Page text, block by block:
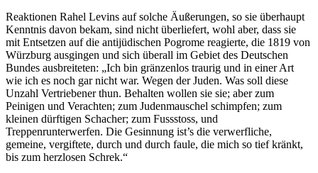
Reaktionen Rahel Levins auf solche Äußerungen, so sie überhaupt
Kenntnis davon bekam, sind nicht überliefert, wohl aber, dass sie
mit Entsetzen auf die antijüdischen Pogrome reagierte, die 1819 von
Würzburg ausgingen und sich überall im Gebiet des Deutschen
Bundes ausbreiteten: „Ich bin gränzenlos traurig und in einer Art
wie ich es noch gar nicht war. Wegen der Juden. Was soll diese
Unzahl Vertriebener thun. Behalten wollen sie sie; aber zum
Peinigen und Verachten; zum Judenmauschel schimpfen; zum
kleinen dürftigen Schacher; zum Fussstoss, und
Treppenrunterwerfen. Die Gesinnung ist’s die verwerfliche,
gemeine, vergiftete, durch und durch faule, die mich so tief kränkt,
bis zum herzlosen Schrek.“